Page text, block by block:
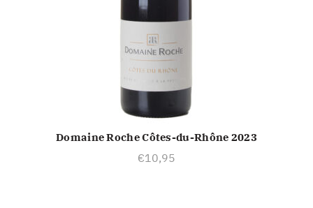
TOEVOEGEN AAN WINKELWAGEN
Domaine Roche Côtes-du-Rhône 2023
€10,95